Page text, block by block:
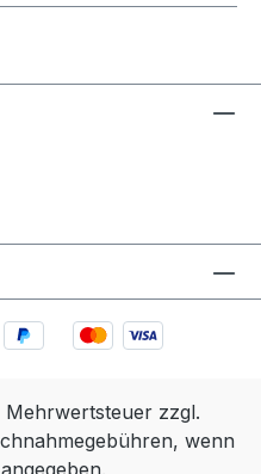
Mehrwertsteuer zzgl.
wenn